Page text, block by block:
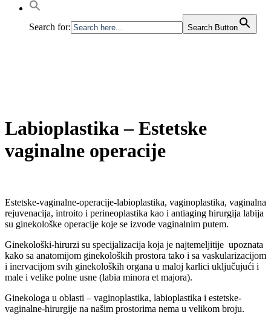
Search for: Search Button
Labioplastika – Estetske
vaginalne operacije
Estetske-vaginalne-operacije-labioplastika, vaginoplastika, vaginalna
rejuvenacija, introito i perineoplastika kao i antiaging hirurgija labija
su ginekološke operacije koje se izvode vaginalnim putem.
Ginekološki-hirurzi su specijalizacija koja je najtemeljitije upoznata
kako sa anatomijom ginekoloških prostora tako i sa vaskularizacijom
i inervacijom svih ginekoloških organa u maloj karlici uključujući i
male i velike polne usne (labia minora et majora).
Ginekologa u oblasti – vaginoplastika, labioplastika i estetske-
vaginalne-hirurgije na našim prostorima nema u velikom broju.